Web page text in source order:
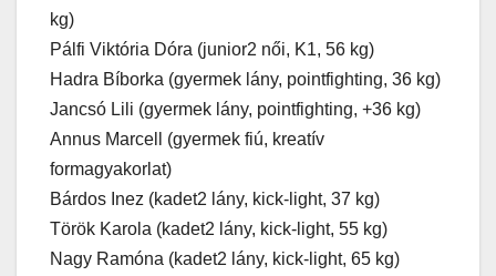
kg)
Pálfi Viktória Dóra (junior2 női, K1, 56 kg)
Hadra Bíborka (gyermek lány, pointfighting, 36 kg)
Jancsó Lili (gyermek lány, pointfighting, +36 kg)
Annus Marcell (gyermek fiú, kreatív
formagyakorlat)
Bárdos Inez (kadet2 lány, kick-light, 37 kg)
Török Karola (kadet2 lány, kick-light, 55 kg)
Nagy Ramóna (kadet2 lány, kick-light, 65 kg)